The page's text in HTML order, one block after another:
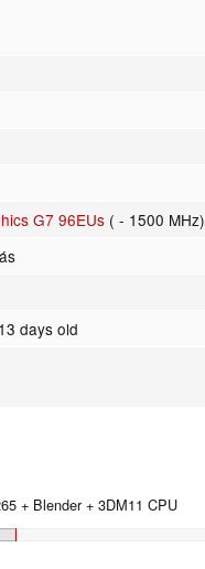
G7 96EUs ( - 1500 MHz)
days old
+ Blender + 3DM11 CPU